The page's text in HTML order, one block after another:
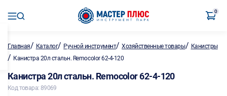
0
Главная/ Каталог/ Ручной инструмент/Хозяйственные товары/ Канистры
/ Канистра 20л стальн. Remocolor 62-4-120
Канистра 20л стальн. Remocolor 62-4-120
Код товара: 89069